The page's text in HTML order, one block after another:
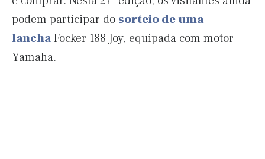
podem participar do sorteio de uma
lanchaFocker 188 Joy, equipada com motor
Yamaha.